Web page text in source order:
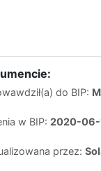
do BIP:
w BIP: 2020-06-
przez: